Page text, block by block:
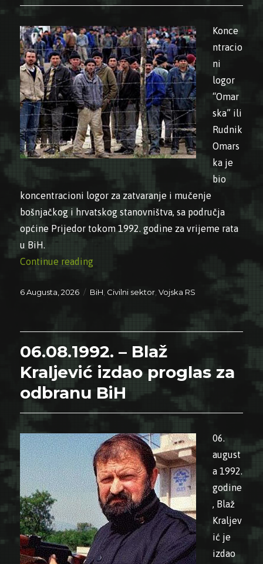
Konce
ntracio
ni
logor
“Omar
ska” ili
Rudnik
Omars
ka je
bio
koncentracioni logor za zatvaranje i mučenje
bošnjačkog i hrvatskog stanovništva, sa područja
općine Prijedor tokom 1992. godine za vrijeme rata
u BiH.
Continue reading
Posted
6 Augusta, 2026 Categories
BiH Civilni sektor ,Vojska RS
06.08.1992. – Blaž
Kraljević izdao proglas za
odbranu BiH
06.
august
a 1992.
godine
, Blaž
Kraljev
ić je
izdao